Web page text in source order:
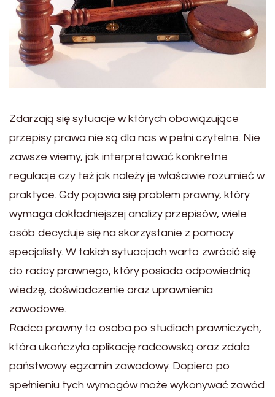
Zdarzają się sytuacje w których obowiązujące
przepisy prawa nie są dla nas w pełni czytelne. Nie
zawsze wiemy, jak interpretować konkretne
regulacje czy też jak należy je właściwie rozumieć w
praktyce. Gdy pojawia się problem prawny, który
wymaga dokładniejszej analizy przepisów, wiele
osób decyduje się na skorzystanie z pomocy
specjalisty. W takich sytuacjach warto zwrócić się
do radcy prawnego, który posiada odpowiednią
wiedzę, doświadczenie oraz uprawnienia
zawodowe.
Radca prawny to osoba po studiach prawniczych,
która ukończyła aplikację radcowską oraz zdała
państwowy egzamin zawodowy. Dopiero po
spełnieniu tych wymogów może wykonywać zawód